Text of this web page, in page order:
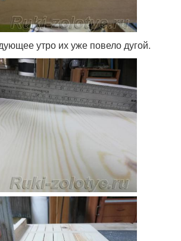
утро их уже повело дугой.